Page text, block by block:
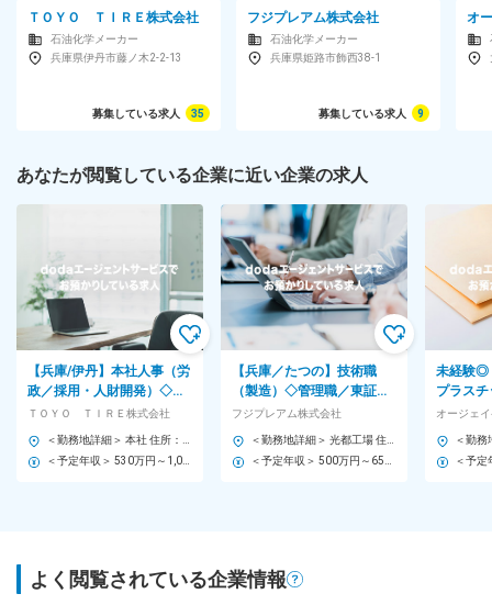
ＴＯＹＯ ＴＩＲＥ株式会社
石油化学メーカー
兵庫県伊丹市藤ノ木2-2-13
募集している求人 35
フジプレアム株式会社
石油化学メーカー
兵庫県姫路市飾西38-1
募集している求人 9
オ
あなたが閲覧している企業に近い企業の求人
【兵庫/伊丹】本社人事（労
政／採用・人財開発）◇ご
経験に応じて担当業務決定
◇プライム上場
ＴＯＹＯ ＴＩＲＥ株式会社
【兵庫／たつの】技術職
（製造）◇管理職／東証ス
タンダード上場／シェアト
ップクラスの技術／年休
120日
フジプレアム株式会社
未経験◎
プラス
年休150
万円／
オージェ
よく閲覧されている企業情報